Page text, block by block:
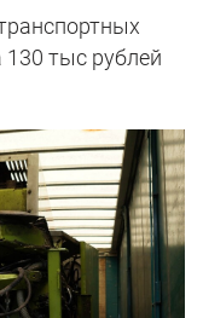
тыс рублей